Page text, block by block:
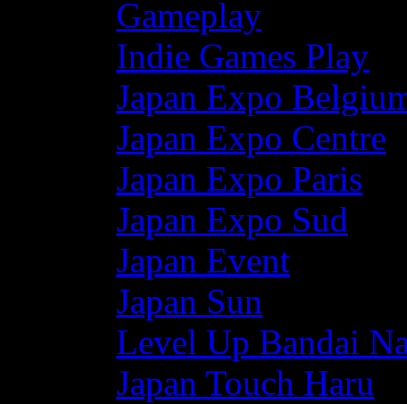
Gameplay
Indie Games Play
Japan Expo
Japan Expo Centre
Japan Expo Paris
Japan Expo Sud
Japan Event
Japan Sun
Level Up Bandai
Japan Touch Haru